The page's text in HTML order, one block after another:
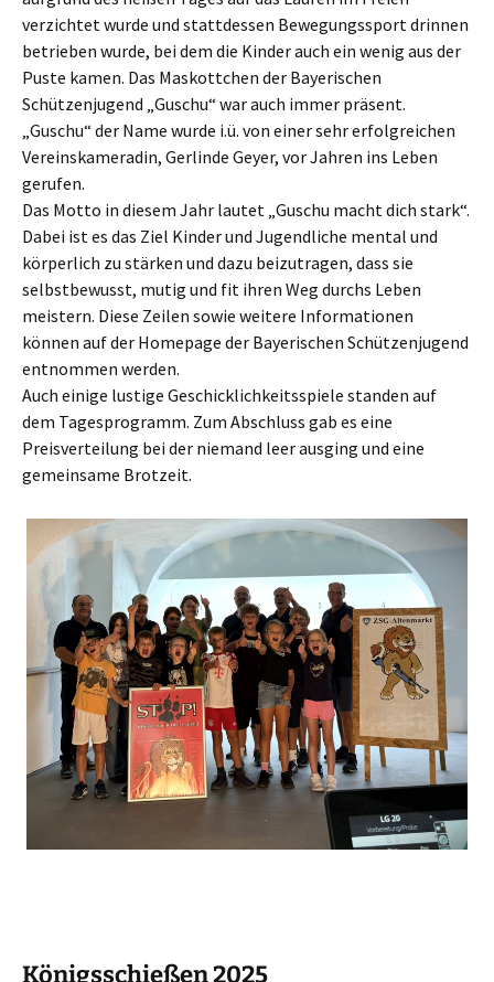
verzichtet wurde und stattdessen Bewegungssport drinnen
betrieben wurde, bei dem die Kinder auch ein wenig aus der
Puste kamen. Das Maskottchen der Bayerischen
Schützenjugend „Guschu“ war auch immer präsent.
„Guschu“ der Name wurde i.ü. von einer sehr erfolgreichen
Vereinskameradin, Gerlinde Geyer, vor Jahren ins Leben
gerufen.
Das Motto in diesem Jahr lautet „Guschu macht dich stark“.
Dabei ist es das Ziel Kinder und Jugendliche mental und
körperlich zu stärken und dazu beizutragen, dass sie
selbstbewusst, mutig und fit ihren Weg durchs Leben
meistern. Diese Zeilen sowie weitere Informationen
können auf der Homepage der Bayerischen Schützenjugend
entnommen werden.
Auch einige lustige Geschicklichkeitsspiele standen auf
dem Tagesprogramm. Zum Abschluss gab es eine
Preisverteilung bei der niemand leer ausging und eine
gemeinsame Brotzeit.
Königsschießen 2025